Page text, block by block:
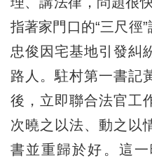
指著家門口的“三尺徑
忠俊因宅基地引發糾
路人。駐村第一書記
後，立即聯合法官工
次曉之以法、動之以
書並重歸於好。這